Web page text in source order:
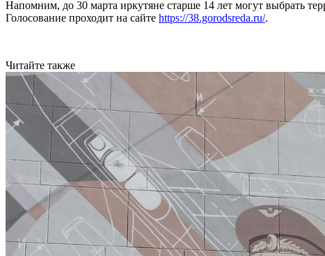
Напомним, до 30 марта иркутяне старше 14 лет могут выбрать
Голосование проходит на сайте https://38.gorodsreda.ru/.
Читайте также